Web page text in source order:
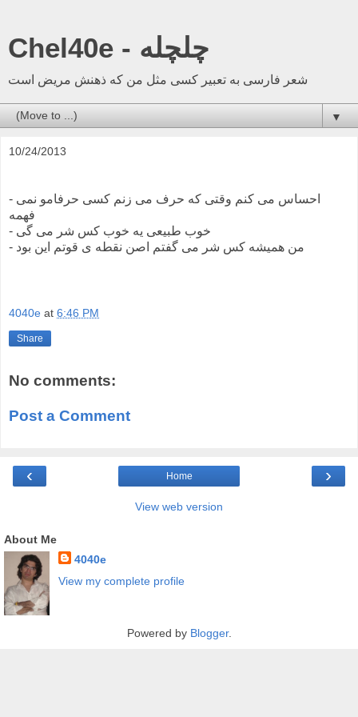
Chel40e - چلچله
شعر فارسی به تعبیر کسی مثل من که ذهنش مریض است
▼
10/24/2013
- احساس می کنم وقتی که حرف می زنم کسی حرفامو نمی
فهمه
- خوب طبیعی یه خوب کس شر می گی
- من همیشه کس شر می گفتم اصن نقطه ی قوتم این بود
4040e at 6:46 PM
Share
No comments:
Post a Comment
‹ ›
Home
View web version
About Me
4040e
View my complete profile
Powered by Blogger.